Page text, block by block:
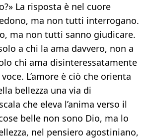
La risposta è nel cuore
ma non tutti interrogano.
ma non tutti sanno giudicare.
a chi la ama davvero, non a
chi ama disinteressatamente
L’amore è ciò che orienta
bellezza una via di
che eleva l’anima verso il
belle non sono Dio, ma lo
nel pensiero agostiniano,